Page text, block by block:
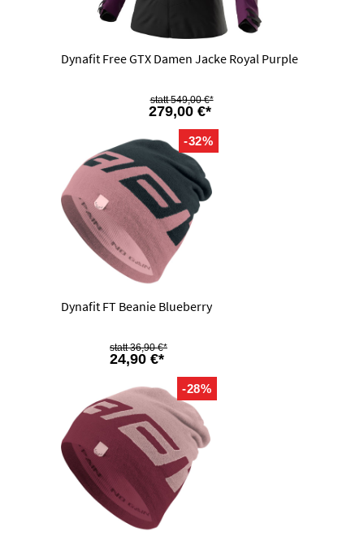
Dynafit Free GTX Damen Jacke Royal Purple
279,00 €*
549,00 €*
-32%
Dynafit FT Beanie Blueberry
24,90 €*
36,90 €*
-28%